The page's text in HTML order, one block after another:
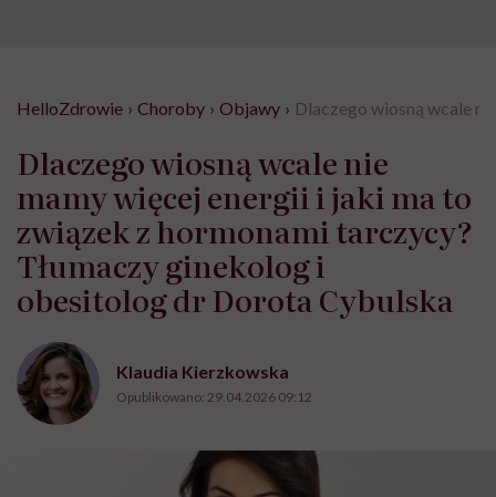
HelloZdrowie › Choroby › Objawy › Dlaczego wiosną wcale
Dlaczego wiosną wcale nie
mamy więcej energii i jaki ma to
związek z hormonami tarczycy?
Tłumaczy ginekolog i
obesitolog dr Dorota Cybulska
Klaudia Kierzkowska
Opublikowano: 29.04.2026 09:12